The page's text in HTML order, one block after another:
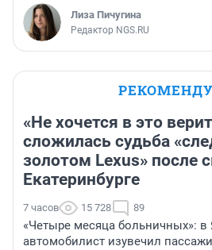
Лиза Пичугина
Редактор NGS.RU
«Не хочется в это
сложилась судьба
золотом Lexus» после
Екатеринбурге
7 часов 15 728 89
«Четыре месяца больничных»: в
автомобилист изувечил